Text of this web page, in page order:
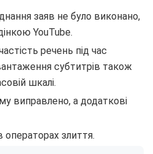
заяв не було виконано,
YouTube.
речень під час
субтитрів також
шкалі.
виправлено, а додаткові
операторах злиття.